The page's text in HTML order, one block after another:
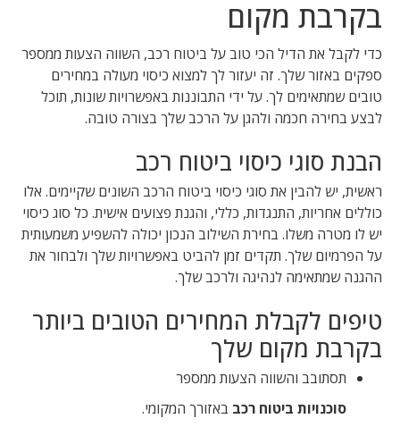
בקרבת מקום
כדי לקבל את הדיל הכי טוב על ביטוח רכב, השווה הצעות ממספר
ספקים באזור שלך. זה יעזור לך למצוא כיסוי מעולה במחירים
טובים שמתאימים לך. על ידי התבוננות באפשרויות שונות, תוכל
לבצע בחירה חכמה ולהגן על הרכב שלך בצורה טובה.
הבנת סוגי כיסוי ביטוח רכב
ראשית, יש להבין את סוגי כיסוי ביטוח הרכב השונים שקיימים. אלו
כוללים אחריות, התנגדות, כללי, והגנת פצועים אישית. כל סוג כיסוי
יש לו מטרה משלו. בחירת השילוב הנכון יכולה להשפיע משמעותית
על הפרמיום שלך. תקדים זמן להביט באפשרויות שלך ולבחור את
ההגנה שמתאימה לנהיגה ולרכב שלך.
טיפים לקבלת המחירים הטובים ביותר
בקרבת מקום שלך
תסתובב והשווה הצעות ממספר
סוכנויות ביטוח רכב באזורך המקומי.